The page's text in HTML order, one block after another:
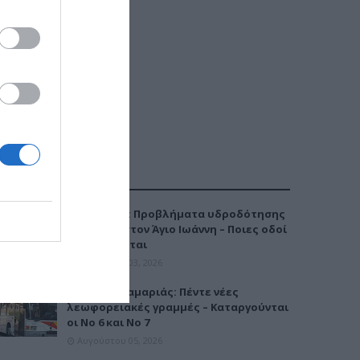
Καλαμαριά: Προβλήματα υδροδότησης
την Τρίτη στον Άγιο Ιωάννη – Ποιες οδοί
επηρεάζονται
Μετρό Καλαμαριάς: Πέντε νέες
λεωφορειακές γραμμές – Καταργούνται
οι Νο 6 και Νο 7